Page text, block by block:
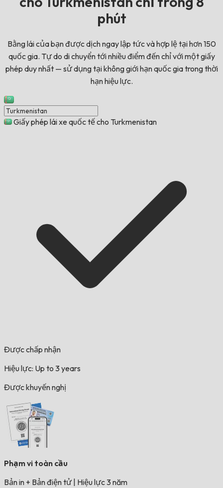
phút
Bằng lái của bạn được dịch ngay lập tức và hợp lệ tại hơn 150
quốc gia. Tự do di chuyển tới nhiều điểm đến chỉ với một giấy
phép duy nhất — sử dụng tại không giới hạn quốc gia trong thời
hạn hiệu lực.
Giấy phép lái xe quốc tế cho Turkmenistan
Được chấp nhận
Hiệu lực: Up to 3 years
Được khuyến nghị
Phạm vi toàn cầu
Bản in + Bản điện tử Hiệu lực 3 năm